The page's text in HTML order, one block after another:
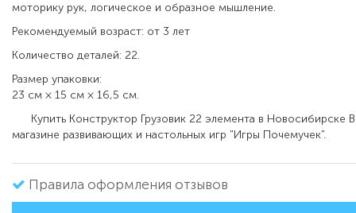
моторику рук, логическое и образное мышление.
Рекомендуемый возраст: от 3 лет
Количество деталей: 22.
Размер упаковки:
23 см × 15 см × 16,5 см.
Купить Конструктор Грузовик 22 элемента в Новосибирске
магазине развивающих и настольных игр "Игры Почемучек".
Правила оформления отзывов